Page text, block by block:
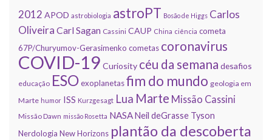
2012 APOD astrobiologia astroPT Bosão de Higgs Carlos
Oliveira Carl Sagan Cassini CAUP China ciência cometa
67P/Churyumov-Gerasimenko cometas coronavirus
COVID-19 Curiosity céu da semana desafios
educação ESOexoplanetasfim do mundo geologia em
Marte humor ISS Kurzgesagt Lua Marte Missão Cassini
Missão Dawn missão Rosetta NASANeil deGrasse Tyson
Nerdologia New Horizons plantão da descoberta